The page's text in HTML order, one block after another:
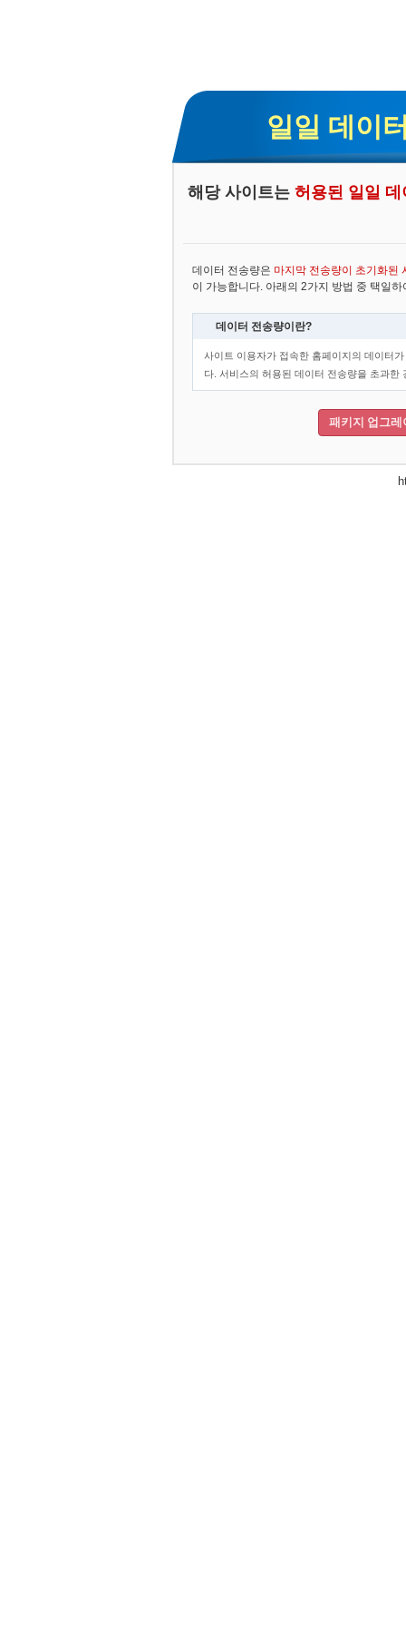
일일 데이
해당 사이트는 허용된 일일
데이터 전송량은 마지막 전송량이 초기화된
이 가능합니다. 아래의 2가지 방법 중 택일
데이터 전송량이란?
사이트 이용자가 접속한 홈페이지의 데이터
다. 서비스의 허용된 데이터 전송량을 초과
패키지 업그레